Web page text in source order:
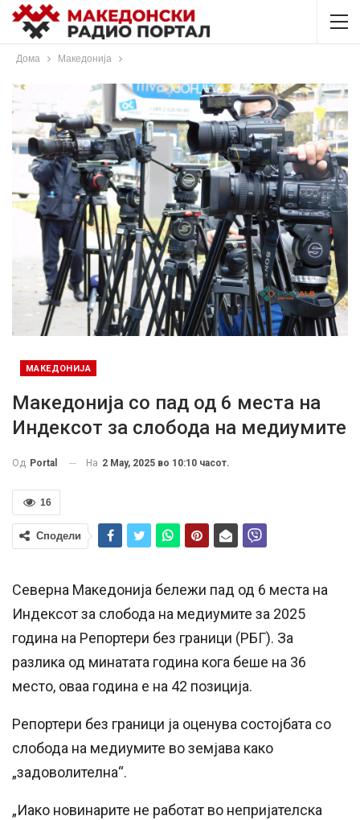
Дома Македонија
МАКЕДОНИЈА
Македонија со пад од 6 места на
Индексот за слобода на медиумите
Од Portal На 2 May, 2025 во 10:10 часот.
16
Сподели
Северна Македонија бележи пад од 6 места на
Индексот за слобода на медиумите за 2025
година на Репортери без граници (РБГ). За
разлика од минатата година кога беше на 36
место, оваа година е на 42 позиција.
Репортери без граници ја оценува состојбата со
слобода на медиумите во земјава како
„задоволителна“.
„Иако новинарите не работат во непријателска